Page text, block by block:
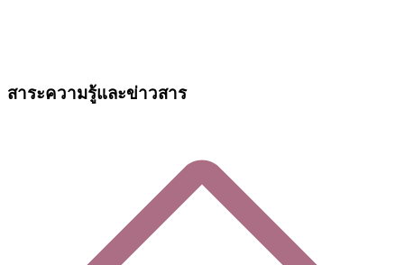
สาระความรู้และข่าวสาร